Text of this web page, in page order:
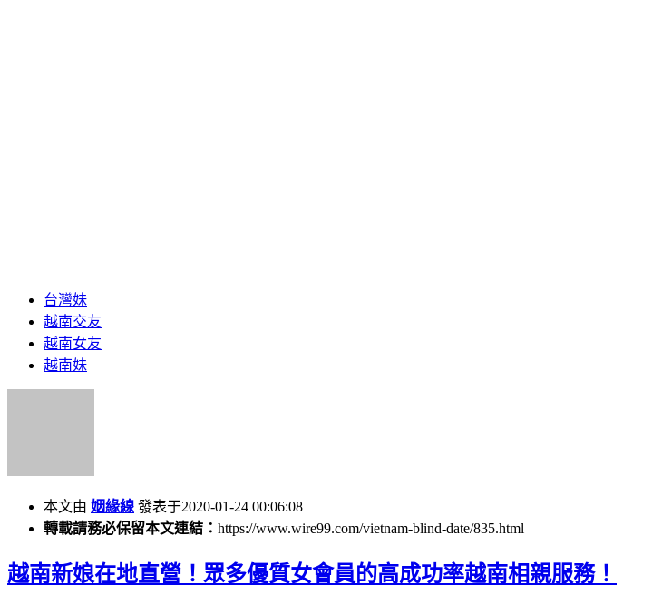
台灣妹
越南交友
越南女友
越南妹
本文由 姻緣線 發表于2020-01-24 00:06:08
轉載請務必保留本文連結： https://www.wire99.com/vietnam-blind-date/835.html
越南新娘在地直營！眾多優質女會員的高成功率越南相親服務！